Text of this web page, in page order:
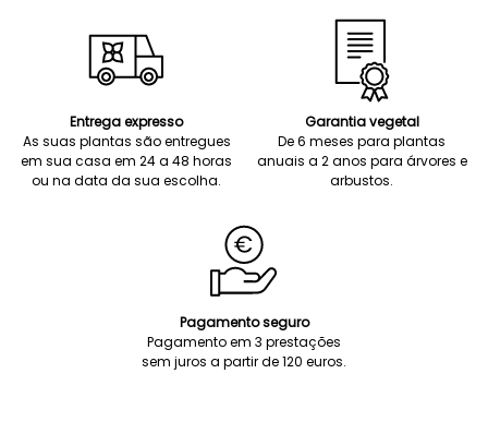
Entrega expresso
As suas plantas são entregues
em sua casa em 24 a 48 horas
ou na data da sua escolha.
Garantia vegetal
De 6 meses para plantas
anuais a 2 anos para árvores e
arbustos.
Pagamento seguro
Pagamento em 3 prestações
sem juros a partir de 120 euros.